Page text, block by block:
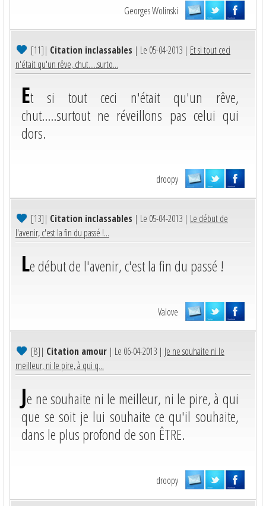
Georges Wolinski
[11]| Citation inclassables | Le 05-04-2013 | Et si tout ceci
n'était qu'un rêve, chut.....surto...
Et si tout ceci n'était qu'un rêve,
chut.....surtout ne réveillons pas celui qui
dors.
droopy
[13]| Citation inclassables | Le 05-04-2013 | Le début de
l'avenir, c'est la fin du passé !...
Le début de l'avenir, c'est la fin du passé !
Valove
[8]| Citation amour | Le 06-04-2013 | Je ne souhaite ni le
meilleur, ni le pire, à qui q...
Je ne souhaite ni le meilleur, ni le pire, à qui
que se soit je lui souhaite ce qu'il souhaite,
dans le plus profond de son ÊTRE.
droopy